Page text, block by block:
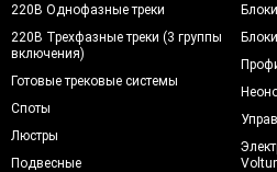
220В Однофазные треки
220В Трехфазные треки (3 группы
включения)
Готовые трековые системы
Споты
Люстры
Подвесные